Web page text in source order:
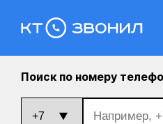
Поиск по номеру